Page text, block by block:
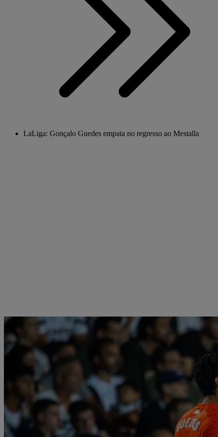
LaLiga: Gonçalo Guedes empata no regresso ao Mestalla